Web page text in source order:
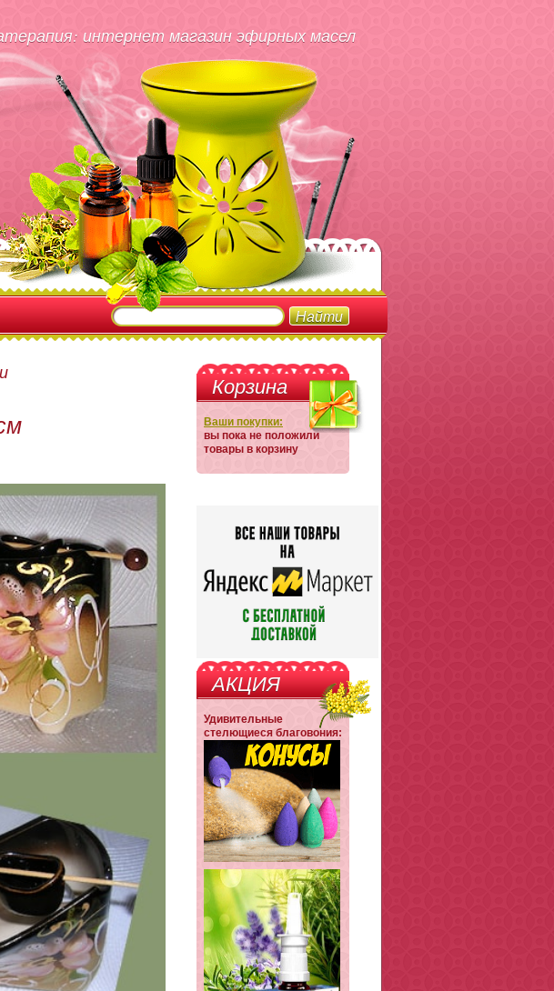
интернет магазин эфирных масел
Корзина
Ваши покупки:
вы пока не положили
товары в корзину
АКЦИЯ
Удивительные
стелющиеся благовония: